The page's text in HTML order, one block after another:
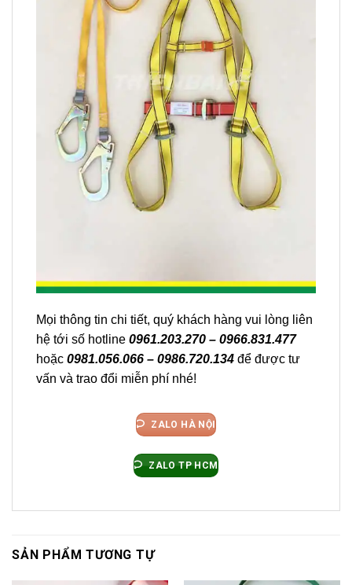
Mọi thông tin chi tiết, quý khách hàng vui lòng liên
hệ tới số hotline 0961.203.270 – 0966.831.477
hoặc 0981.056.066 – 0986.720.134 để được tư
vấn và trao đổi miễn phí nhé!
ZALO HÀ NỘI
ZALO TP HCM
SẢN PHẨM TƯƠNG TỰ